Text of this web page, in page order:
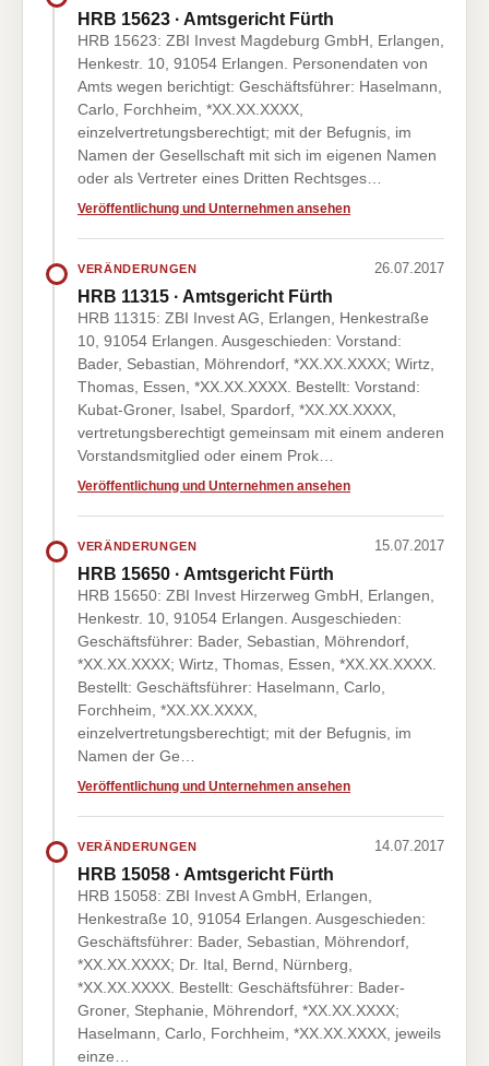
HRB 15623 · Amtsgericht Fürth
HRB 15623: ZBI Invest Magdeburg GmbH, Erlangen,
Henkestr. 10, 91054 Erlangen. Personendaten von
Amts wegen berichtigt: Geschäftsführer: Haselmann,
Carlo, Forchheim, *XX.XX.XXXX,
einzelvertretungsberechtigt; mit der Befugnis, im
Namen der Gesellschaft mit sich im eigenen Namen
oder als Vertreter eines Dritten Rechtsges…
Veröffentlichung und Unternehmen ansehen
VERÄNDERUNGEN 26.07.2017
HRB 11315 · Amtsgericht Fürth
HRB 11315: ZBI Invest AG, Erlangen, Henkestraße
10, 91054 Erlangen. Ausgeschieden: Vorstand:
Bader, Sebastian, Möhrendorf, *XX.XX.XXXX; Wirtz,
Thomas, Essen, *XX.XX.XXXX. Bestellt: Vorstand:
Kubat-Groner, Isabel, Spardorf, *XX.XX.XXXX,
vertretungsberechtigt gemeinsam mit einem anderen
Vorstandsmitglied oder einem Prok…
Veröffentlichung und Unternehmen ansehen
VERÄNDERUNGEN 15.07.2017
HRB 15650 · Amtsgericht Fürth
HRB 15650: ZBI Invest Hirzerweg GmbH, Erlangen,
Henkestr. 10, 91054 Erlangen. Ausgeschieden:
Geschäftsführer: Bader, Sebastian, Möhrendorf,
*XX.XX.XXXX; Wirtz, Thomas, Essen, *XX.XX.XXXX.
Bestellt: Geschäftsführer: Haselmann, Carlo,
Forchheim, *XX.XX.XXXX,
einzelvertretungsberechtigt; mit der Befugnis, im
Namen der Ge…
Veröffentlichung und Unternehmen ansehen
VERÄNDERUNGEN 14.07.2017
HRB 15058 · Amtsgericht Fürth
HRB 15058: ZBI Invest A GmbH, Erlangen,
Henkestraße 10, 91054 Erlangen. Ausgeschieden:
Geschäftsführer: Bader, Sebastian, Möhrendorf,
*XX.XX.XXXX; Dr. Ital, Bernd, Nürnberg,
*XX.XX.XXXX. Bestellt: Geschäftsführer: Bader-
Groner, Stephanie, Möhrendorf, *XX.XX.XXXX;
Haselmann, Carlo, Forchheim, *XX.XX.XXXX, jeweils
einze…